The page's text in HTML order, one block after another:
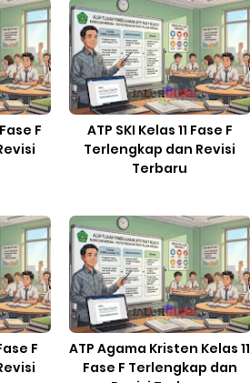
F
ATP SKI Kelas 11 Fase F
Terlengkap dan Revisi
Terbaru
F
ATP Agama Kristen Kelas 11
Fase F Terlengkap dan